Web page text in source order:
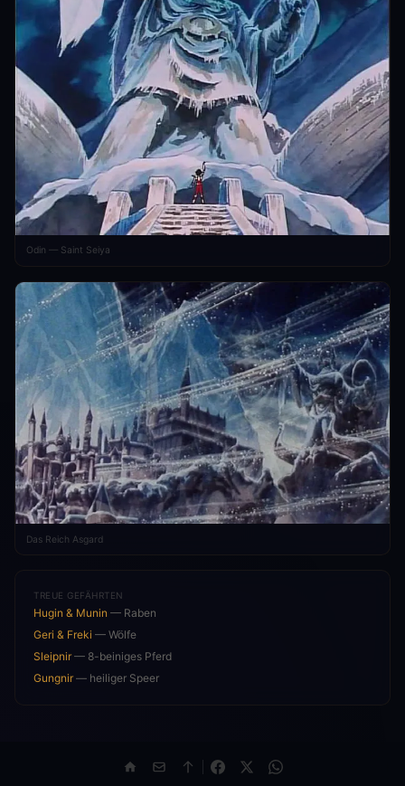
Odin — Saint Seiya
Das Reich Asgard
TREUE GEFÄHRTEN
Hugin & Munin — Raben
Geri & Freki — Wölfe
Sleipnir — 8-beiniges Pferd
Gungnir — heiliger Speer